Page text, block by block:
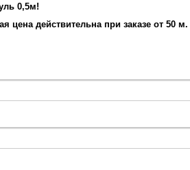
0,5м!
цена действительна при заказе от 50 м.